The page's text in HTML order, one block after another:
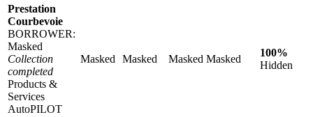
Prestation
Courbevoie
BORROWER:
Masked
Collection
completed
Products &
Services
AutoPILOT
Masked Masked Masked Masked
100%
Hidden